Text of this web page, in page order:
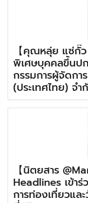
【คุณหลุ่ย แซ่กั๊
พิเศษบุคคลขึ้นป
กรรมการผู้จัดกา
(ประเทศไทย) จำ
【นิตยสาร
Headlines เข้า
การท่องเที่ยวแล